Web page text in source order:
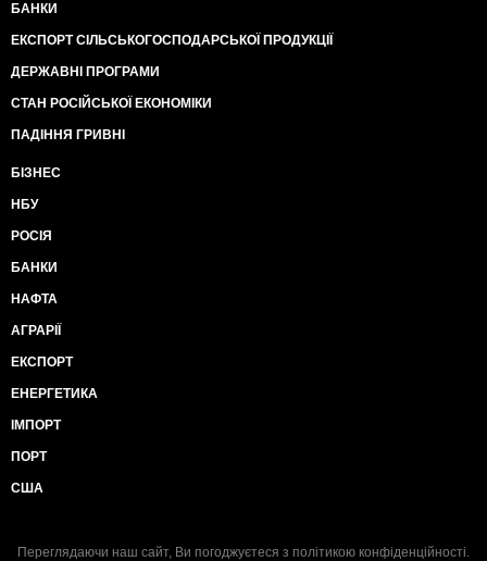
БАНКИ
ЕКСПОРТ СІЛЬСЬКОГОСПОДАРСЬКОЇ ПРОДУКЦІЇ
ДЕРЖАВНІ ПРОГРАМИ
СТАН РОСІЙСЬКОЇ ЕКОНОМІКИ
ПАДІННЯ ГРИВНІ
БІЗНЕС
НБУ
РОСІЯ
БАНКИ
НАФТА
АГРАРІЇ
ЕКСПОРТ
ЕНЕРГЕТИКА
ІМПОРТ
ПОРТ
США
Переглядаючи наш сайт, Ви погоджуєтеся з політикою конфіденційності.